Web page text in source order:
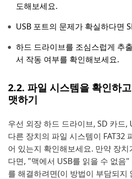
도해보세요.
USB 포트의 문제가 확실하다면
하드 드라이브를 조심스럽게 추
서 작동 여부를 확인해보세요.
2.2. 파일 시스템을 확인하
맷하기
우선 외장 하드 드라이브, SD 카드,
다른 장치의 파일 시스템이 FAT32
어 있는지 확인해보세요. 만약 장치
다면, "맥에서 USB를 읽을 수 없음
를 해결하려면(이 방법이 부담되지